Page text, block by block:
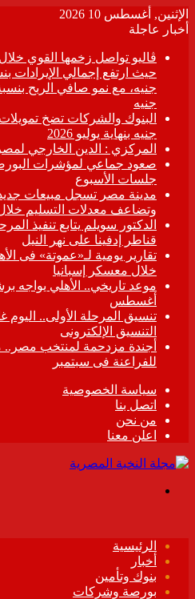
الإثنين, أغسطس 10 2026
أخبار عاجلة
جنيه
جنيه بنهاية يوليو 2026
المركزي : الدين الخارجي لمصر يسجل 164.77
صعود جماعي لمؤشرات
جلسات الأسبوع
وتضاعف معدلات التسليم خلال
الدكتور سويلم يتابع تنفيذ
قناطر إدفينا على نهر النيل
تقارير يومية لـ«عموتة» فى
خلال معسكر إسبانيا
أغسطس
تنسيق المرحلة الأولى..
التنسيق الإلكترونى
أجندة مزدحمة لمنتخب
للفراعنة فى سبتمبر
سياسة الخصوصية
اتصل بنا
من نحن
اعلن معنا
الرئيسية
أخبار
بنوك وتأمين
بورصة وشركات